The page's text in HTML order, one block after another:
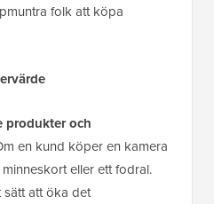
folk att köpa
produkter och
en kund köper en kamera
eller ett fodral.
sätt att öka det